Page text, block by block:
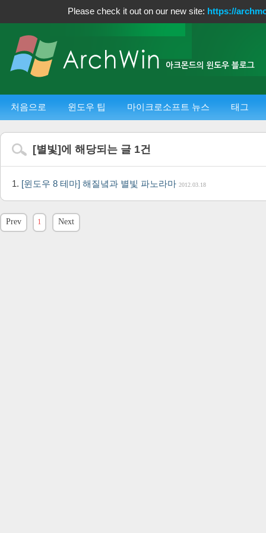
Please check it out on our new site: https://
처음으로 윈도우 팁 마이크로소프트 뉴스 태그
[별빛]에 해당되는 글 1건
[윈도우 8 테마] 해질녘과 별빛 파노라마 2012.03.18
Prev 1 Next